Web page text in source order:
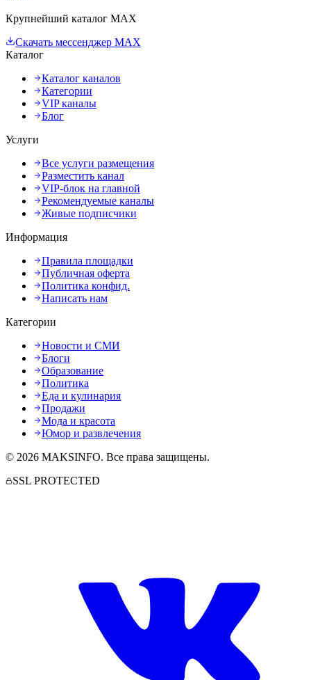
Крупнейший каталог MAX
Скачать мессенджер MAX
Каталог
Каталог каналов
Категории
VIP каналы
Блог
Услуги
Все услуги размещения
Разместить канал
VIP-блок на главной
Рекомендуемые каналы
Живые подписчики
Информация
Правила площадки
Публичная оферта
Политика конфид.
Написать нам
Категории
Новости и СМИ
Блоги
Образование
Политика
Еда и кулинария
Продажи
Мода и красота
Юмор и развлечения
© 2026 MAKSINFO. Все права защищены.
SSL PROTECTED